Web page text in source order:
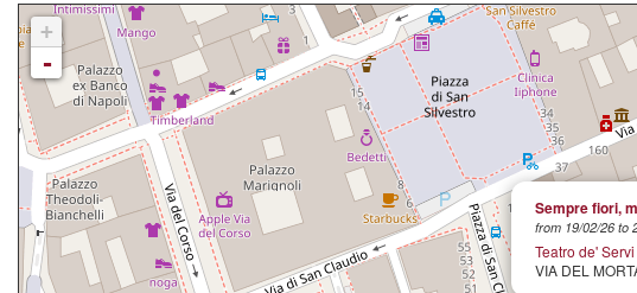
Sempre fiori,
from 19/02/26 to
Teatro de' Servi
VIA DEL
+
-